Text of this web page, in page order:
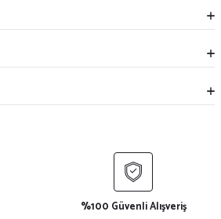
%100 Güvenli Alışveriş